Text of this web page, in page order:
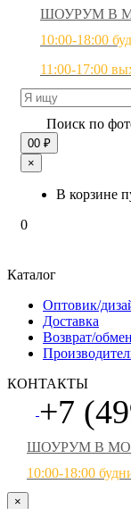
ШОУРУМ В
10:00-18:00
11:00-17:00
Поиск по
00 ₽
×
В корзине
0
Каталог
Оптовик/
Доставка
Возврат/обмен
КОНТАКТЫ
+7
ШОУРУМ В
10:00-18:00
×